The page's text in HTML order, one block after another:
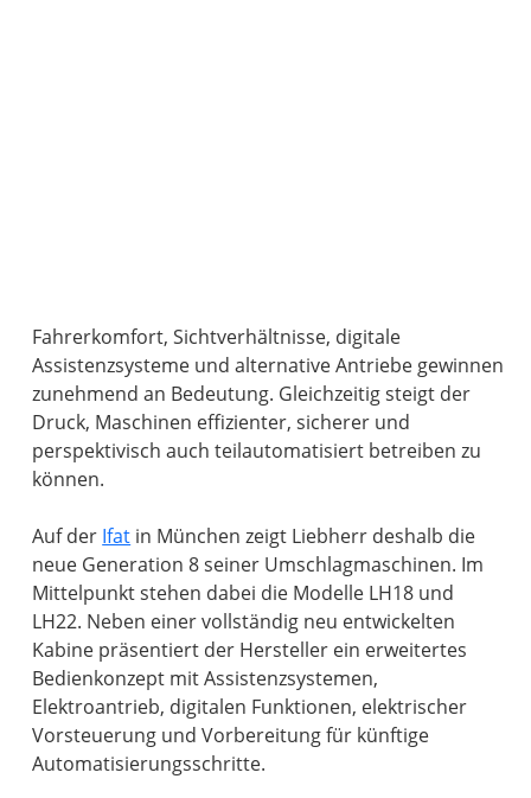
Fahrerkomfort, Sichtverhältnisse, digitale
Assistenzsysteme und alternative Antriebe gewinnen
zunehmend an Bedeutung. Gleichzeitig steigt der
Druck, Maschinen effizienter, sicherer und
perspektivisch auch teilautomatisiert betreiben zu
können.
Auf der Ifat in München zeigt Liebherr deshalb die
neue Generation 8 seiner Umschlagmaschinen. Im
Mittelpunkt stehen dabei die Modelle LH18 und
LH22. Neben einer vollständig neu entwickelten
Kabine präsentiert der Hersteller ein erweitertes
Bedienkonzept mit Assistenzsystemen,
Elektroantrieb, digitalen Funktionen, elektrischer
Vorsteuerung und Vorbereitung für künftige
Automatisierungsschritte.